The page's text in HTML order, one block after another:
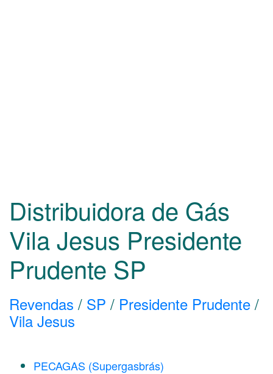
Distribuidora de Gás
Vila Jesus Presidente
Prudente SP
Revendas / SP / Presidente Prudente /
Vila Jesus
PECAGAS (Supergasbrás)